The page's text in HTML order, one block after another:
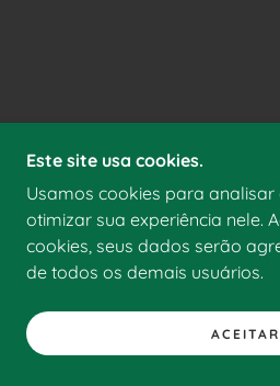
Este site usa cookies.
Usamos cookies para
otimizar sua experiência nele.
cookies, seus dados serão
de todos os demais usuários.
ACEITAR